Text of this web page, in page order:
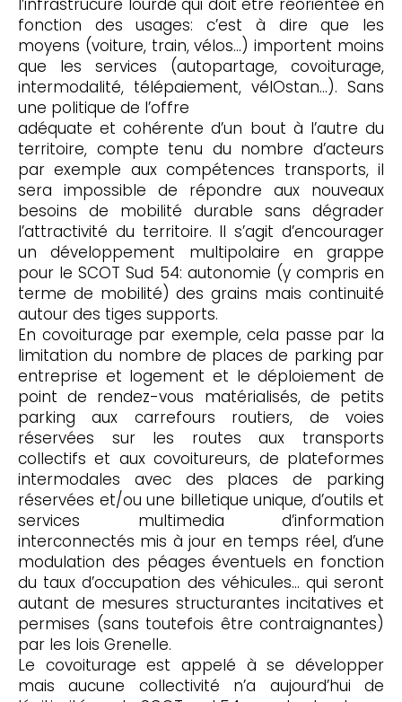
l’infrastrucure lourde qui doit être réorientée en
fonction des usages: c’est à dire que les
moyens (voiture, train, vélos…) importent moins
que les services (autopartage, covoiturage,
intermodalité, télépaiement, vélOstan…). Sans
une politique de l’offre
adéquate et cohérente d’un bout à l’autre du
territoire, compte tenu du nombre d’acteurs
par exemple aux compétences transports, il
sera impossible de répondre aux nouveaux
besoins de mobilité durable sans dégrader
l’attractivité du territoire. Il s’agit d’encourager
un développement multipolaire en grappe
pour le SCOT Sud 54: autonomie (y compris en
terme de mobilité) des grains mais continuité
autour des tiges supports.
En covoiturage par exemple, cela passe par la
limitation du nombre de places de parking par
entreprise et logement et le déploiement de
point de rendez-vous matérialisés, de petits
parking aux carrefours routiers, de voies
réservées sur les routes aux transports
collectifs et aux covoitureurs, de plateformes
intermodales avec des places de parking
réservées et/ou une billetique unique, d’outils et
services multimedia d’information
interconnectés mis à jour en temps réel, d’une
modulation des péages éventuels en fonction
du taux d’occupation des véhicules… qui seront
autant de mesures structurantes incitatives et
permises (sans toutefois être contraignantes)
par les lois Grenelle.
Le covoiturage est appelé à se développer
mais aucune collectivité n’a aujourd’hui de